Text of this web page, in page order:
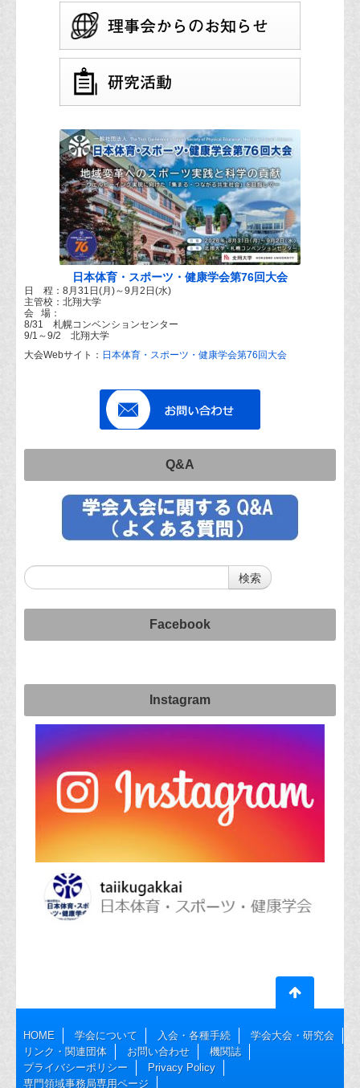
日本体育・スポーツ・健康学会第76回大会
日 程：8月31日(月)～9月2日(水)
主管校：北翔大学
会 場：
8/31 札幌コンベンションセンター
9/1～9/2 北翔大学
大会Webサイト： 日本体育・スポーツ・健康学会第76回大会
Q&A
Facebook
Instagram
HOME 学会について 入会・各種手続
学会大会・研究会
リンク・関連団体
お問い合わせ
機関誌
プライバシーポリシー
Privacy Policy
専門領域事務局専用ページ